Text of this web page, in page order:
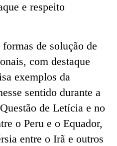
e respeito
de solução de
com destaque
exemplos da
sentido durante a
de Letícia e no
o Peru e o Equador,
entre o Irã e outros